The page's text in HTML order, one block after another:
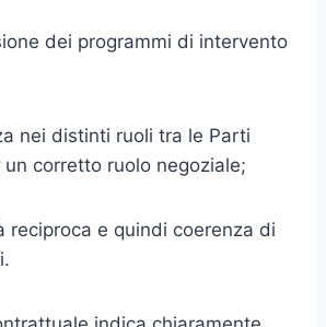
dei programmi di intervento
distinti ruoli tra le Parti
corretto ruolo negoziale;
e quindi coerenza di